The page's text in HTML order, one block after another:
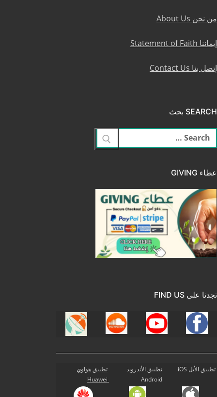
من نحن About Us
إيماننا Statement of Faith
إتصل بنا Contact Us
SEARCH بحث
البحث
عن:
عطاء GIVING
تجدنا على FIND US
تطبيق الأبل iOS
تطبيق الأندرويد
Android
تطبيق هواوي